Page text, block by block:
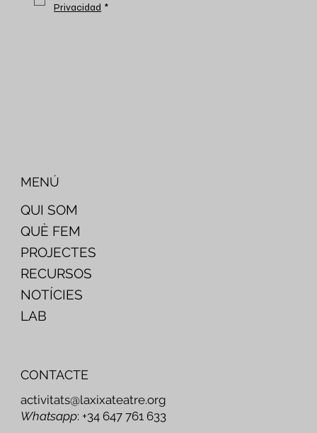
Privacidad *
QUI SOM
QUÈ FEM
PROJECTES
RECURSOS
NOTÍCIES
LAB
MENÚ
CONTACTE
activitats@laxixateatre.org
Whatsapp: +34 647 761 633